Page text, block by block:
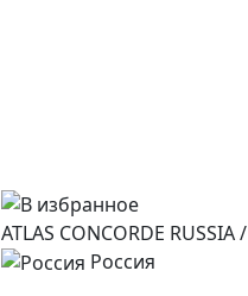
ATLAS CONCORDE RUSSIA/
Россия